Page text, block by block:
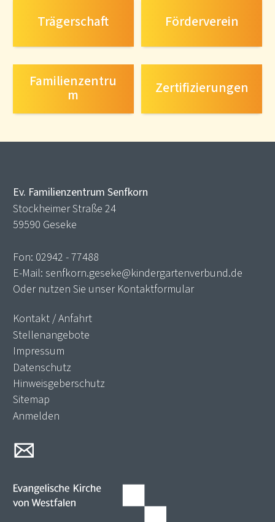
Trägerschaft Förderverein
Familienzentru
m Zertifizierungen
Ev. Familienzentrum Senfkorn
Stockheimer Straße 24
59590 Geseke
Fon: 02942 - 77488
E-Mail: senfkorn.geseke@kindergartenverbund.de
Oder nutzen Sie unser Kontaktformular
Kontakt / Anfahrt
Stellenangebote
Impressum
Datenschutz
Hinweisgeberschutz
Sitemap
Anmelden